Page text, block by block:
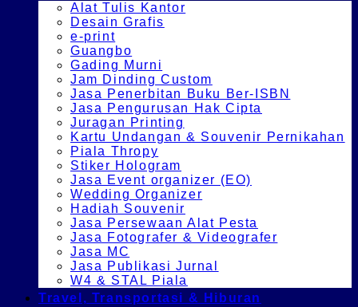
Alat Tulis Kantor
Desain Grafis
e-print
Guangbo
Gading Murni
Jam Dinding Custom
Jasa Penerbitan Buku Ber-ISBN
Jasa Pengurusan Hak Cipta
Juragan Printing
Kartu Undangan & Souvenir Pernikahan
Piala Thropy
Stiker Hologram
Jasa Event organizer (EO)
Wedding Organizer
Hadiah Souvenir
Jasa Persewaan Alat Pesta
Jasa Fotografer & Videografer
Jasa MC
Jasa Publikasi Jurnal
W4 & STAL Piala
Travel, Transportasi & Hiburan